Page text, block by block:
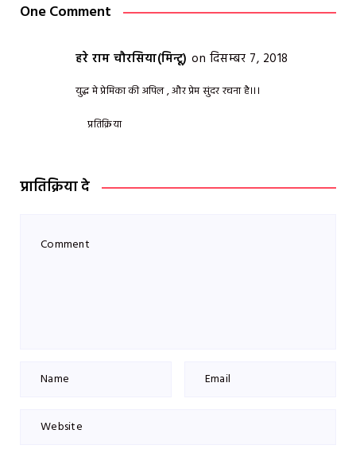
One Comment
हरे राम चौरसिया(मिन्टू) on दिसम्बर 7, 2018
युद्ध मे प्रेमिका की अपिल , और प्रेम सुंदर रचना है।।।
प्रतिक्रिया
प्रातिक्रिया दे